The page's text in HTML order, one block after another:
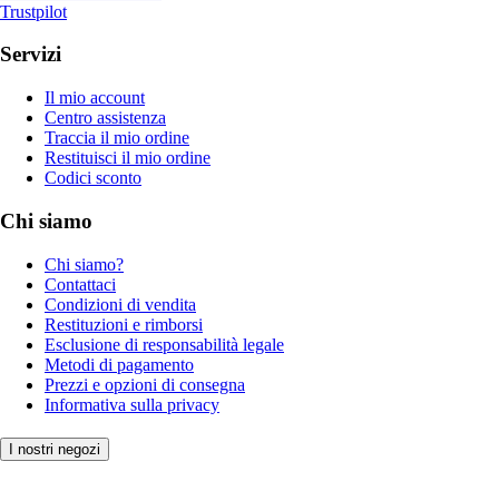
Trustpilot
Servizi
Il mio account
Centro assistenza
Traccia il mio ordine
Restituisci il mio ordine
Codici sconto
Chi siamo
Chi siamo?
Contattaci
Condizioni di vendita
Restituzioni e rimborsi
Esclusione di responsabilità legale
Metodi di pagamento
Prezzi e opzioni di consegna
Informativa sulla privacy
I nostri negozi